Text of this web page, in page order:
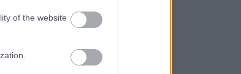
of the website
kell
digitális